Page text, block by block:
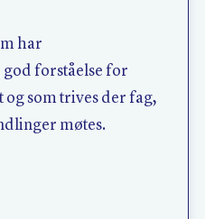
har
forståelse for
og som trives der fag,
møtes.